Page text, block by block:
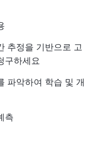
추정을 기반으로 고
구하세요
파악하여 학습 및 개
측